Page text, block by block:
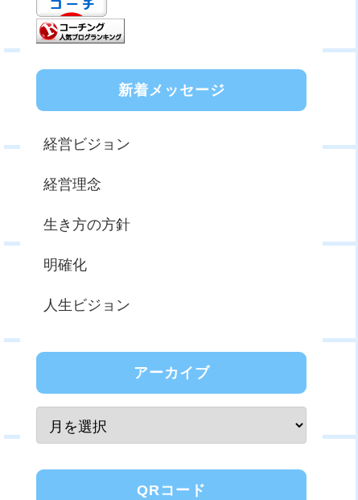
新着メッセージ
経営ビジョン
経営理念
生き方の方針
明確化
人生ビジョン
アーカイブ
QRコード